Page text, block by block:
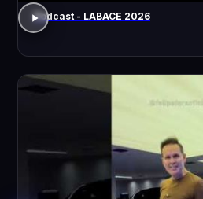
Podcast - LABACE 2026